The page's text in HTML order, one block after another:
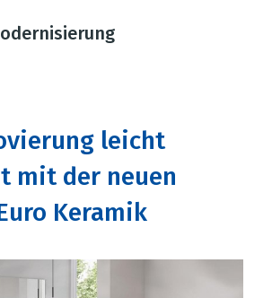
leicht
mit der neuen
Keramik